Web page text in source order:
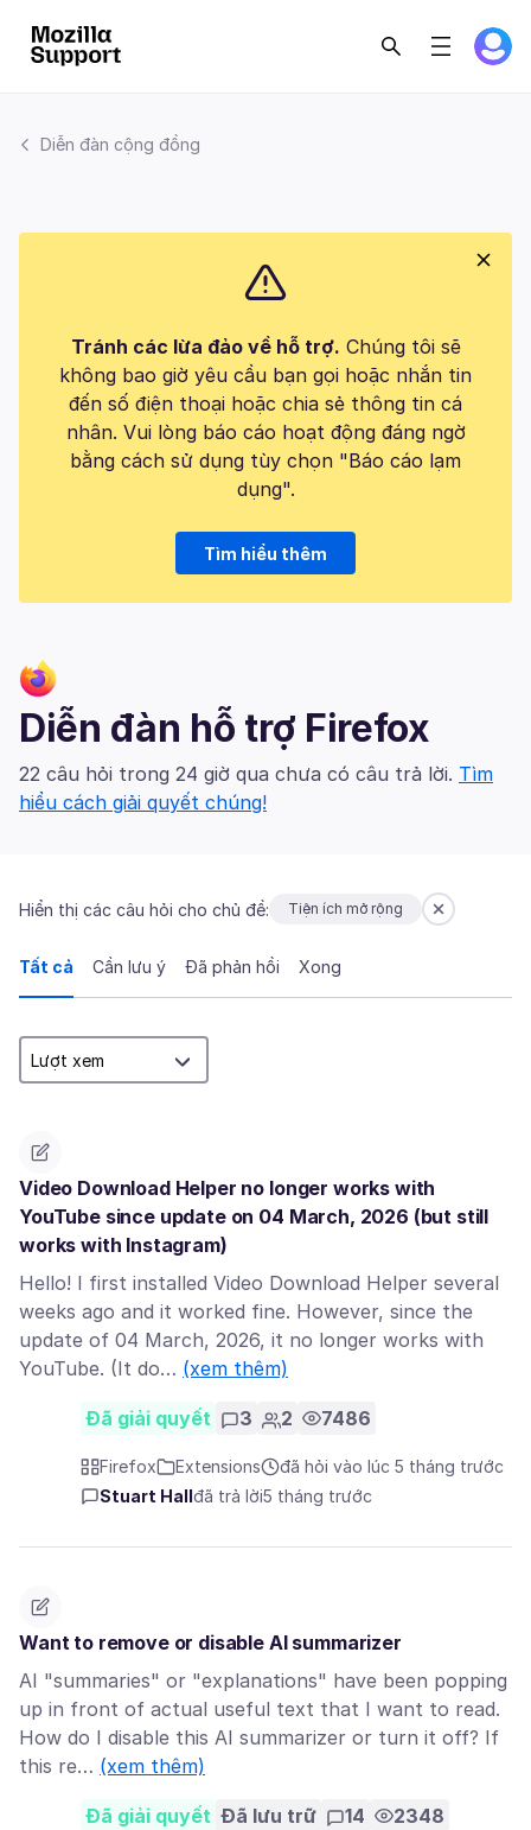
Diễn đàn cộng đồng
Tránh các lừa đảo về hỗ trợ. Chúng tôi sẽ
không bao giờ yêu cầu bạn gọi hoặc nhắn tin
đến số điện thoại hoặc chia sẻ thông tin cá
nhân. Vui lòng báo cáo hoạt động đáng ngờ
bằng cách sử dụng tùy chọn "Báo cáo lạm
dụng".
Tìm hiểu thêm
Diễn đàn hỗ trợ Firefox
22 câu hỏi trong 24 giờ qua chưa có câu trả lời. Tìm
hiểu cách giải quyết chúng!
Hiển thị các câu hỏi cho chủ đề: Tiện ích mở rộng
Tất cả Cần lưu ý Đã phản hồi Xong
Video Download Helper no longer works with
YouTube since update on 04 March, 2026 (but still
works with Instagram)
Hello! I first installed Video Download Helper several
weeks ago and it worked fine. However, since the
update of 04 March, 2026, it no longer works with
YouTube. (It do… (xem thêm)
Đã giải quyết 3 2 7486
Firefox Extensions
đã hỏi vào lúc 5 tháng trước
Stuart Hall đã trả lời5 tháng trước
Want to remove or disable AI summarizer
AI "summaries" or "explanations" have been popping
up in front of actual useful text that I want to read.
How do I disable this AI summarizer or turn it off? If
this re… (xem thêm)
Đã giải quyết Đã lưu trữ 14 2348